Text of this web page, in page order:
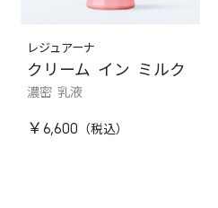
レジュアーナ
クリーム イン ミルク
濃密 乳液
￥6,600